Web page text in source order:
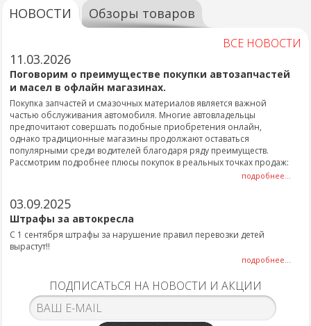
НОВОСТИ Обзоры товаров
ВСЕ НОВОСТИ
11.03.2026
Поговорим о преимуществе покупки автозапчастей
и масел в офлайн магазинах.
Покупка запчастей и смазочных материалов является важной
частью обслуживания автомобиля. Многие автовладельцы
предпочитают совершать подобные приобретения онлайн,
однако традиционные магазины продолжают оставаться
популярными среди водителей благодаря ряду преимуществ.
Рассмотрим подробнее плюсы покупок в реальных точках продаж:
подробнее...
03.09.2025
Штрафы за автокресла
С 1 сентября штрафы за нарушение правил перевозки детей
вырастут!!
подробнее...
ПОДПИСАТЬСЯ НА НОВОСТИ И АКЦИИ